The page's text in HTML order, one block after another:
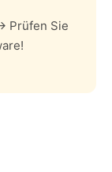
Prüfen Sie